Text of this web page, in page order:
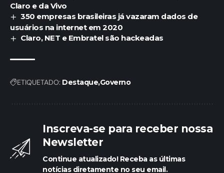
Claro e da Vivo
350 empresas brasileiras já vazaram dados de
usuários na internet em 2020
Claro, NET e Embratel são hackeadas
ETIQUETADO: DestaqueGoverno
Inscreva-se para receber nossa
Newsletter
Continue atualizado! Receba as últimas
notícias diretamente no seu email.